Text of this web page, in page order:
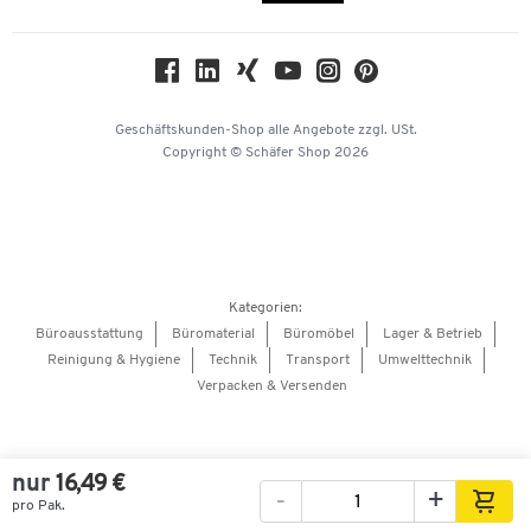
nur 16,49 €
pro Pak. - +
360°-Ansicht
KinderHerz Zukunftsfonds
Barrierefreiheitserklärung
Onlinebewerbung Lieferant
Geschäftskunden-Shop alle Angebote zzgl. USt.
Copyright © Schäfer Shop 2026
Kategorien:
Büroausstattung
Büromaterial Büromöbel
Lager & Betrieb
Reinigung & Hygiene
Technik Transport
Umwelttechnik
Verpacken & Versenden